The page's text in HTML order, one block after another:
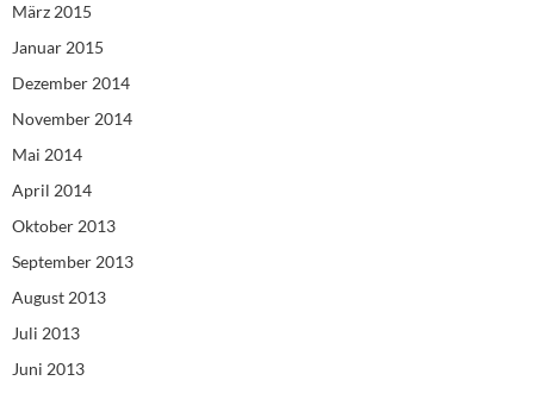
März 2015
Januar 2015
Dezember 2014
November 2014
Mai 2014
April 2014
Oktober 2013
September 2013
August 2013
Juli 2013
Juni 2013